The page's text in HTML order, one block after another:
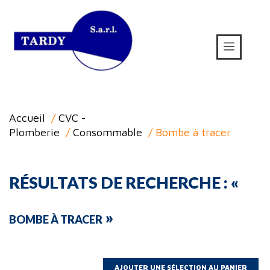
Accueil /CVC -
Plomberie /Consommable / Bombe à tracer
RÉSULTATS DE RECHERCHE : «
BOMBE À TRACER »